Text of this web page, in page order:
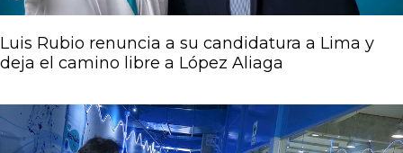
Luis Rubio renuncia a su candidatura a Lima y
deja el camino libre a López Aliaga